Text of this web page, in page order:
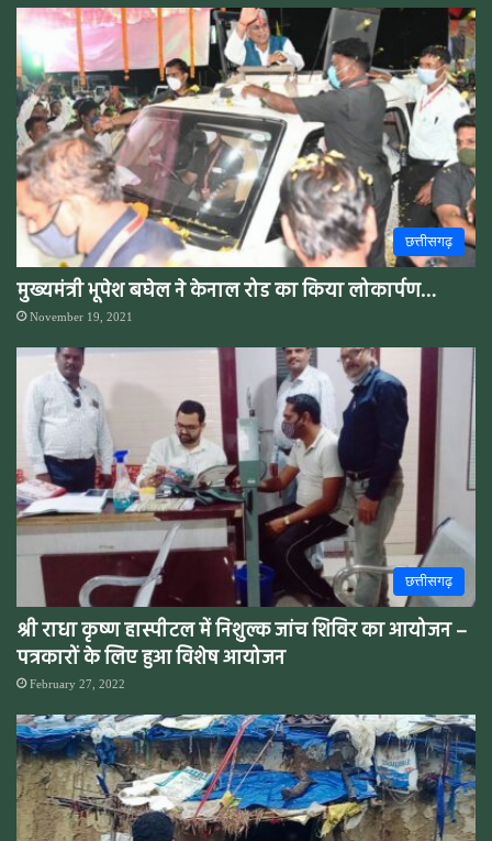
छत्तीसगढ़
मुख्यमंत्री भूपेश बघेल ने केनाल रोड का किया लोकार्पण…
November 19, 2021
छत्तीसगढ़
श्री राधा कृष्ण हास्पीटल में निशुल्क जांच शिविर का आयोजन –
पत्रकारों के लिए हुआ विशेष आयोजन
February 27, 2022